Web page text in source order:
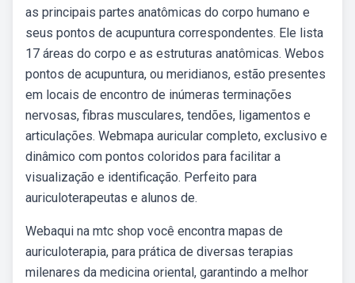
as principais partes anatômicas do corpo humano e
seus pontos de acupuntura correspondentes. Ele lista
17 áreas do corpo e as estruturas anatômicas. Webos
pontos de acupuntura, ou meridianos, estão presentes
em locais de encontro de inúmeras terminações
nervosas, fibras musculares, tendões, ligamentos e
articulações. Webmapa auricular completo, exclusivo e
dinâmico com pontos coloridos para facilitar a
visualização e identificação. Perfeito para
auriculoterapeutas e alunos de.
Webaqui na mtc shop você encontra mapas de
auriculoterapia, para prática de diversas terapias
milenares da medicina oriental, garantindo a melhor